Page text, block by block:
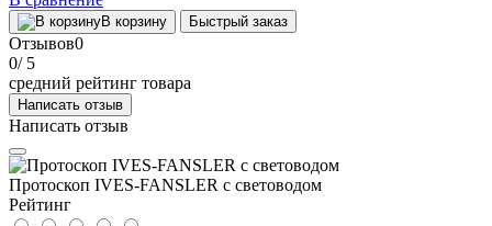
В корзину Быстрый заказ
Отзывов0
0/ 5
средний рейтинг товара
Написать отзыв
Написать отзыв
Протоскоп IVES-FANSLER с световодом
Рейтинг